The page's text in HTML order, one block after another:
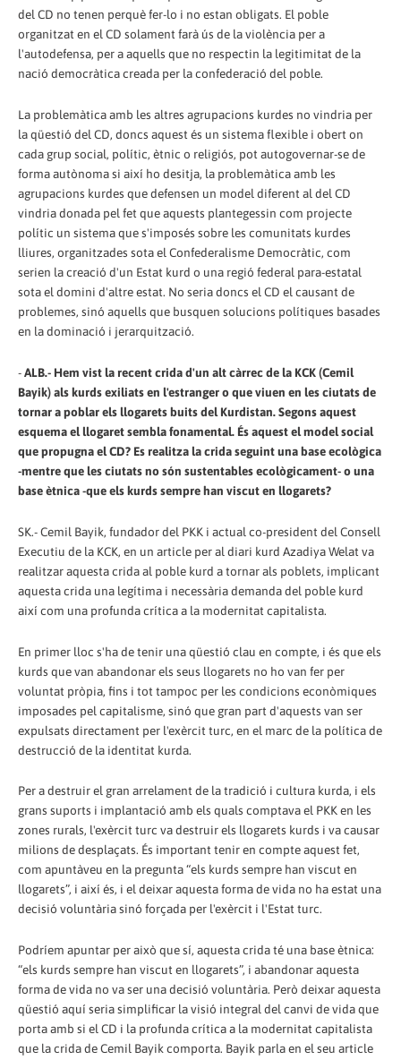
del CD no tenen perquè fer-lo i no estan obligats. El poble
organitzat en el CD solament farà ús de la violència per a
l'autodefensa, per a aquells que no respectin la legitimitat de la
nació democràtica creada per la confederació del poble.
La problemàtica amb les altres agrupacions kurdes no vindria per
la qüestió del CD, doncs aquest és un sistema flexible i obert on
cada grup social, polític, ètnic o religiós, pot autogovernar-se de
forma autònoma si així ho desitja, la problemàtica amb les
agrupacions kurdes que defensen un model diferent al del CD
vindria donada pel fet que aquests plantegessin com projecte
polític un sistema que s'imposés sobre les comunitats kurdes
lliures, organitzades sota el Confederalisme Democràtic, com
serien la creació d'un Estat kurd o una regió federal para-estatal
sota el domini d'altre estat. No seria doncs el CD el causant de
problemes, sinó aquells que busquen solucions polítiques basades
en la dominació i jerarquització.
-ALB.- Hem vist la recent crida d'un alt càrrec de la KCK (Cemil
Bayik) als kurds exiliats en l'estranger o que viuen en les ciutats de
tornar a poblar els llogarets buits del Kurdistan. Segons aquest
esquema el llogaret sembla fonamental. És aquest el model social
que propugna el CD? Es realitza la crida seguint una base ecològica
-mentre que les ciutats no són sustentables ecològicament- o una
base ètnica -que els kurds sempre han viscut en llogarets?
SK.- Cemil Bayik, fundador del PKK i actual co-president del Consell
Executiu de la KCK, en un article per al diari kurd Azadiya Welat va
realitzar aquesta crida al poble kurd a tornar als poblets, implicant
aquesta crida una legítima i necessària demanda del poble kurd
així com una profunda crítica a la modernitat capitalista.
En primer lloc s'ha de tenir una qüestió clau en compte, i és que els
kurds que van abandonar els seus llogarets no ho van fer per
voluntat pròpia, fins i tot tampoc per les condicions econòmiques
imposades pel capitalisme, sinó que gran part d'aquests van ser
expulsats directament per l'exèrcit turc, en el marc de la política de
destrucció de la identitat kurda.
Per a destruir el gran arrelament de la tradició i cultura kurda, i els
grans suports i implantació amb els quals comptava el PKK en les
zones rurals, l'exèrcit turc va destruir els llogarets kurds i va causar
milions de desplaçats. És important tenir en compte aquest fet,
com apuntàveu en la pregunta “els kurds sempre han viscut en
llogarets”, i així és, i el deixar aquesta forma de vida no ha estat una
decisió voluntària sinó forçada per l'exèrcit i l'Estat turc.
Podríem apuntar per això que sí, aquesta crida té una base ètnica:
“els kurds sempre han viscut en llogarets”, i abandonar aquesta
forma de vida no va ser una decisió voluntària. Però deixar aquesta
qüestió aquí seria simplificar la visió integral del canvi de vida que
porta amb si el CD i la profunda crítica a la modernitat capitalista
que la crida de Cemil Bayik comporta. Bayik parla en el seu article